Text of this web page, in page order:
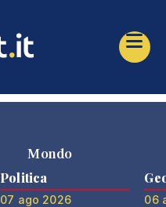
Mondo
Politica
07 ago 2026 06